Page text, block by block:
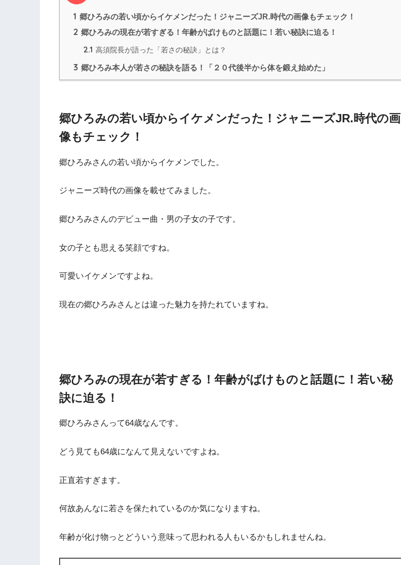
1 郷ひろみの若い頃からイケメンだった！ジャニーズJR.時代の画像もチェック！
2 郷ひろみの現在が若すぎる！年齢がばけものと話題に！若い秘訣に迫る！
2.1 高須院長が語った「若さの秘訣」とは？
3 郷ひろみ本人が若さの秘訣を語る！「２０代後半から体を鍛え始めた」
郷ひろみの若い頃からイケメンだった！ジャニーズJR.時代の画
像もチェック！
郷ひろみさんの若い頃からイケメンでした。
ジャニーズ時代の画像を載せてみました。
郷ひろみさんのデビュー曲・男の子女の子です。
女の子とも思える笑顔ですね。
可愛いイケメンですよね。
現在の郷ひろみさんとは違った魅力を持たれていますね。
郷ひろみの現在が若すぎる！年齢がばけものと話題に！若い秘
訣に迫る！
郷ひろみさんって64歳なんです。
どう見ても64歳になんて見えないですよね。
正直若すぎます。
何故あんなに若さを保たれているのか気になりますね。
年齢が化け物っとどういう意味って思われる人もいるかもしれませんね。